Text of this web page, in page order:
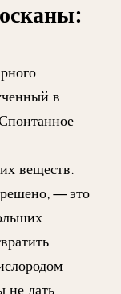
в
веществ.
— это
не дать